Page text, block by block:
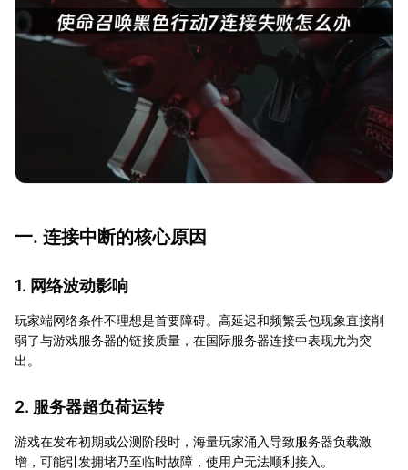
一. 连接中断的核心原因
1. 网络波动影响
玩家端网络条件不理想是首要障碍。高延迟和频繁丢包现象直接削
弱了与游戏服务器的链接质量，在国际服务器连接中表现尤为突
出。
2. 服务器超负荷运转
游戏在发布初期或公测阶段时，海量玩家涌入导致服务器负载激
增，可能引发拥堵乃至临时故障，使用户无法顺利接入。